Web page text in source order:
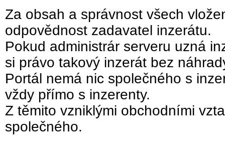
Za obsah a správnost všech
odpovědnost zadavatel inzerátu.
Pokud administrár serveru uzná
si právo takový inzerát bez
Portál nemá nic společného s
vždy přímo s inzerenty.
Z těmito vzniklými obchodními
společného.